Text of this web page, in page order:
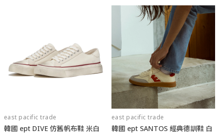
east pacific trade
韓國 ept DIVE 仿舊帆布鞋 米白
east pacific trade
韓國 ept SANTOS 經典德訓鞋 白